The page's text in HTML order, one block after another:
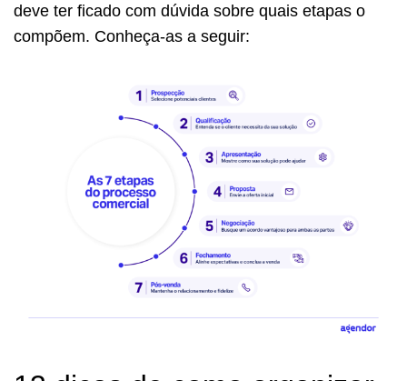
deve ter ficado com dúvida sobre quais etapas o
compõem. Conheça-as a seguir: